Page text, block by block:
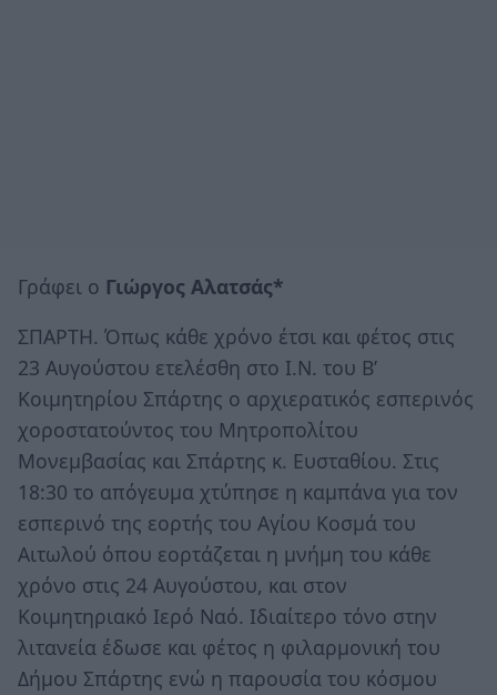
Γράφει ο Γιώργος Αλατσάς*
ΣΠΑΡΤΗ. Όπως κάθε χρόνο έτσι και φέτος στις
23 Αυγούστου ετελέσθη στο Ι.Ν. του Β’
Κοιμητηρίου Σπάρτης ο αρχιερατικός εσπερινός
χοροστατούντος του Μητροπολίτου
Μονεμβασίας και Σπάρτης κ. Ευσταθίου. Στις
18:30 το απόγευμα χτύπησε η καμπάνα για τον
εσπερινό της εορτής του Αγίου Κοσμά του
Αιτωλού όπου εορτάζεται η μνήμη του κάθε
χρόνο στις 24 Αυγούστου, και στον
Κοιμητηριακό Ιερό Ναό. Ιδιαίτερο τόνο στην
λιτανεία έδωσε και φέτος η φιλαρμονική του
Δήμου Σπάρτης ενώ η παρουσία του κόσμου